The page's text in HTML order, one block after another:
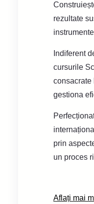
rezultate
Indiferent
cursurile
consacrate
gestiona
prin
un proces
Aflați mai